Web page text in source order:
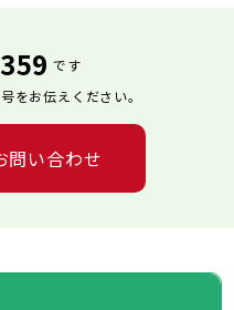
です
をお伝えください。
問い合わせ